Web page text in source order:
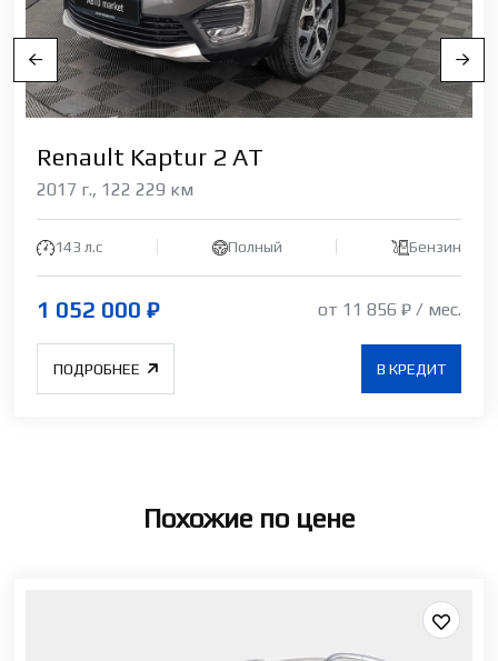
Renault Kaptur 2 АТ
2017 г., 122 229 км
143 л.c Полный Бензин
1 052 000 ₽ от 11 856 ₽ / мес.
ПОДРОБНЕЕ В КРЕДИТ
Похожие по цене